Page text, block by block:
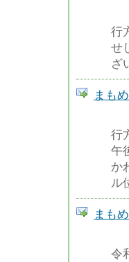
行
せ
ざ
まも
行
午
か
ル
まも
令